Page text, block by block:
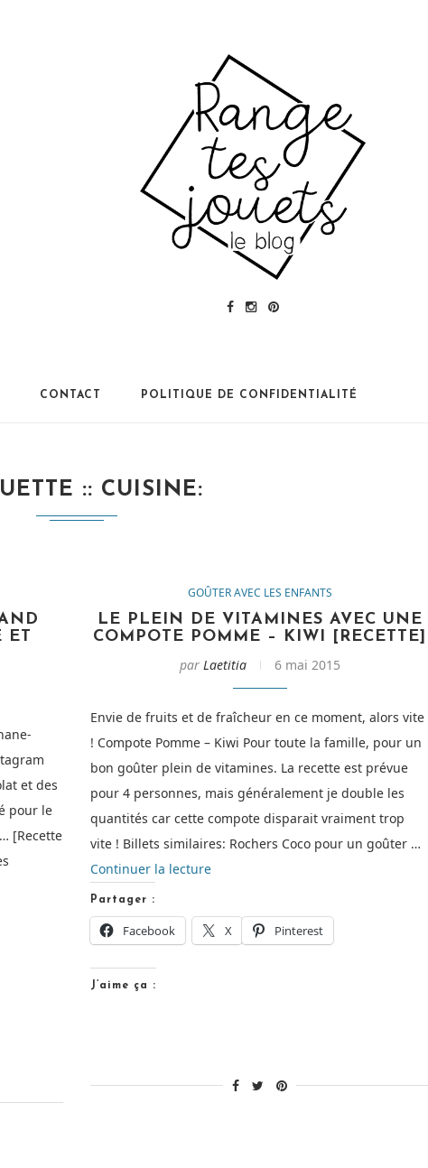
CONTACT POLITIQUE DE CONFIDENTIALITÉ
: CUISINE
ET
et des
pour le
[Recette
GOÛTER AVEC LES ENFANTS
LE PLEIN DE VITAMINES AVEC UNE
COMPOTE POMME – KIWI [RECETTE]
par Laetitia 6 mai 2015
Envie de fruits et de fraîcheur en ce moment, alors vite
! Compote Pomme – Kiwi Pour toute la famille, pour un
bon goûter plein de vitamines. La recette est prévue
pour 4 personnes, mais généralement je double les
quantités car cette compote disparait vraiment trop
vite ! Billets similaires: Rochers Coco pour un goûter …
Continuer la lecturede
plein
de
Partager :
Facebook X Pinterest
J’aime ça :